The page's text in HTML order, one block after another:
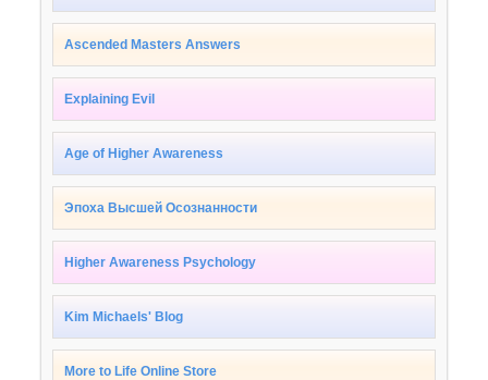
Ascended Masters Answers
Explaining Evil
Age of Higher Awareness
Эпоха Высшей Осознанности
Higher Awareness Psychology
Kim Michaels' Blog
More to Life Online Store